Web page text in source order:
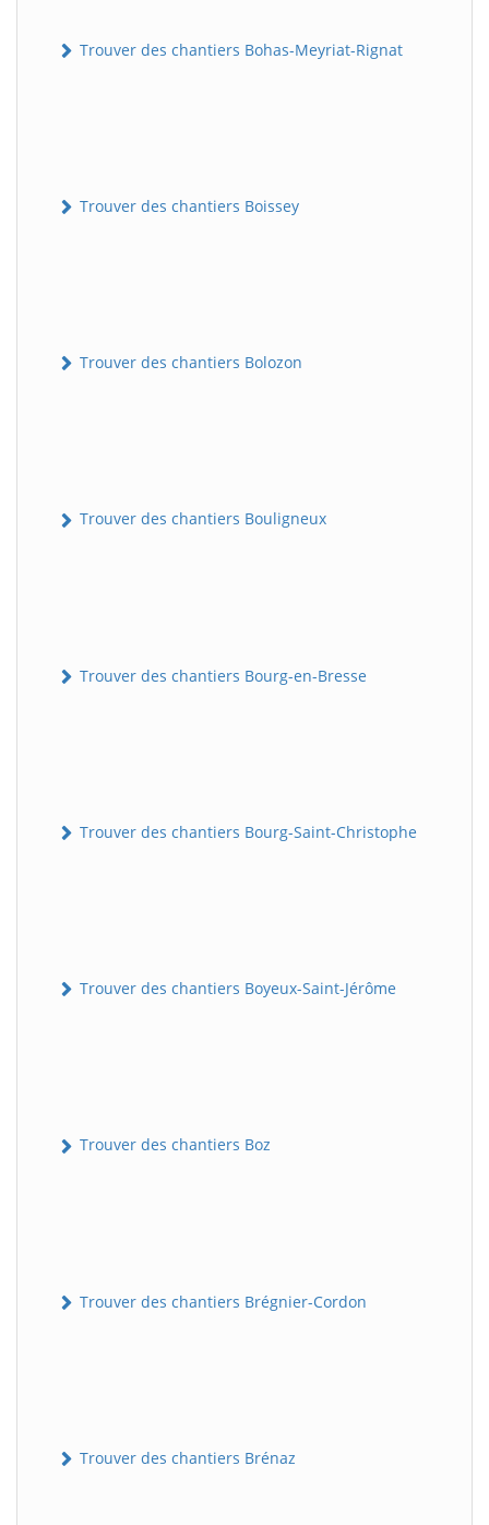
Trouver des chantiers Bohas-Meyriat-Rignat
Trouver des chantiers Boissey
Trouver des chantiers Bolozon
Trouver des chantiers Bouligneux
Trouver des chantiers Bourg-en-Bresse
Trouver des chantiers Bourg-Saint-Christophe
Trouver des chantiers Boyeux-Saint-Jérôme
Trouver des chantiers Boz
Trouver des chantiers Brégnier-Cordon
Trouver des chantiers Brénaz